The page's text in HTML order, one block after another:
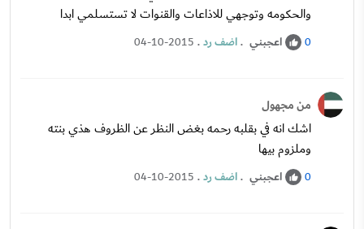
والحكومه وتوجهي للاذاعات والقنوات لا تستسلمي ابدا
0 اعجبني .اضف رد.
04-10-2015
من مجهول
اشك انه في بقلبه رحمه بغض النظر عن الظروف هذي بنته
وملزوم بيها
0 اعجبني .اضف رد.
04-10-2015